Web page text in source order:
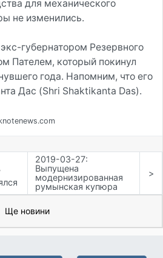
для механического
не изменились.
губернатором Резервного
Пателем, который покинул
года. Напомним, что его
Дас (Shri Shaktikanta Das).
2019-03-27:
Выпущена
модернизированная
румынская купюра
>
Ще новини